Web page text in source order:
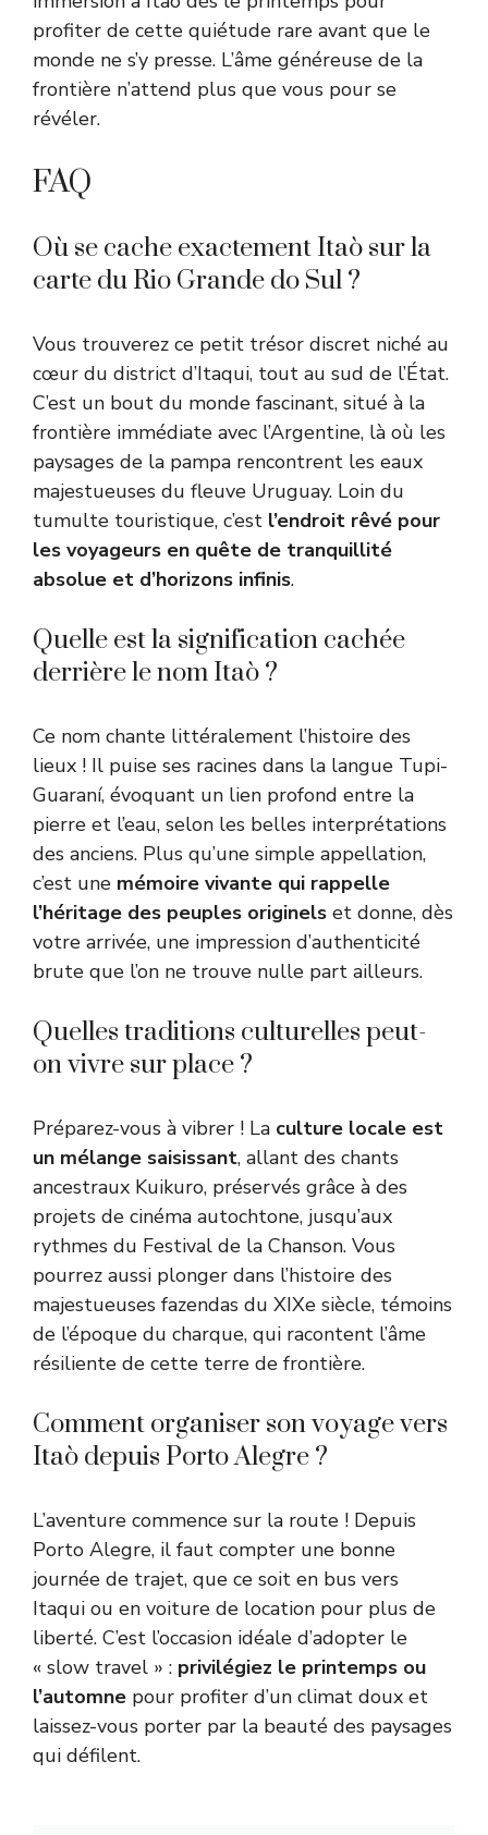
profiter de cette quiétude rare avant que le
monde ne s’y presse. L’âme généreuse de la
frontière n’attend plus que vous pour se
révéler.
FAQ
Où se cache exactement Itaò sur la
carte du Rio Grande do Sul ?
Vous trouverez ce petit trésor discret niché au
cœur du district d’Itaqui, tout au sud de l’État.
C’est un bout du monde fascinant, situé à la
frontière immédiate avec l’Argentine, là où les
paysages de la pampa rencontrent les eaux
majestueuses du fleuve Uruguay. Loin du
tumulte touristique, c’est l’endroit rêvé pour
les voyageurs en quête de tranquillité
absolue et d’horizons infinis.
Quelle est la signification cachée
derrière le nom Itaò ?
Ce nom chante littéralement l’histoire des
lieux ! Il puise ses racines dans la langue Tupi-
Guaraní, évoquant un lien profond entre la
pierre et l’eau, selon les belles interprétations
des anciens. Plus qu’une simple appellation,
c’est une mémoire vivante qui rappelle
l’héritage des peuples originels et donne, dès
votre arrivée, une impression d’authenticité
brute que l’on ne trouve nulle part ailleurs.
Quelles traditions culturelles peut-
on vivre sur place ?
Préparez-vous à vibrer ! La culture locale est
un mélange saisissant, allant des chants
ancestraux Kuikuro, préservés grâce à des
projets de cinéma autochtone, jusqu’aux
rythmes du Festival de la Chanson. Vous
pourrez aussi plonger dans l’histoire des
majestueuses fazendas du XIXe siècle, témoins
de l’époque du charque, qui racontent l’âme
résiliente de cette terre de frontière.
Comment organiser son voyage vers
Itaò depuis Porto Alegre ?
L’aventure commence sur la route ! Depuis
Porto Alegre, il faut compter une bonne
journée de trajet, que ce soit en bus vers
Itaqui ou en voiture de location pour plus de
liberté. C’est l’occasion idéale d’adopter le
« slow travel » : privilégiez le printemps ou
l’automne pour profiter d’un climat doux et
laissez-vous porter par la beauté des paysages
qui défilent.